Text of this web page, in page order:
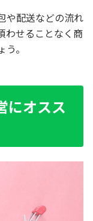
や配送などの流れ
わせることなく商
。
にオスス